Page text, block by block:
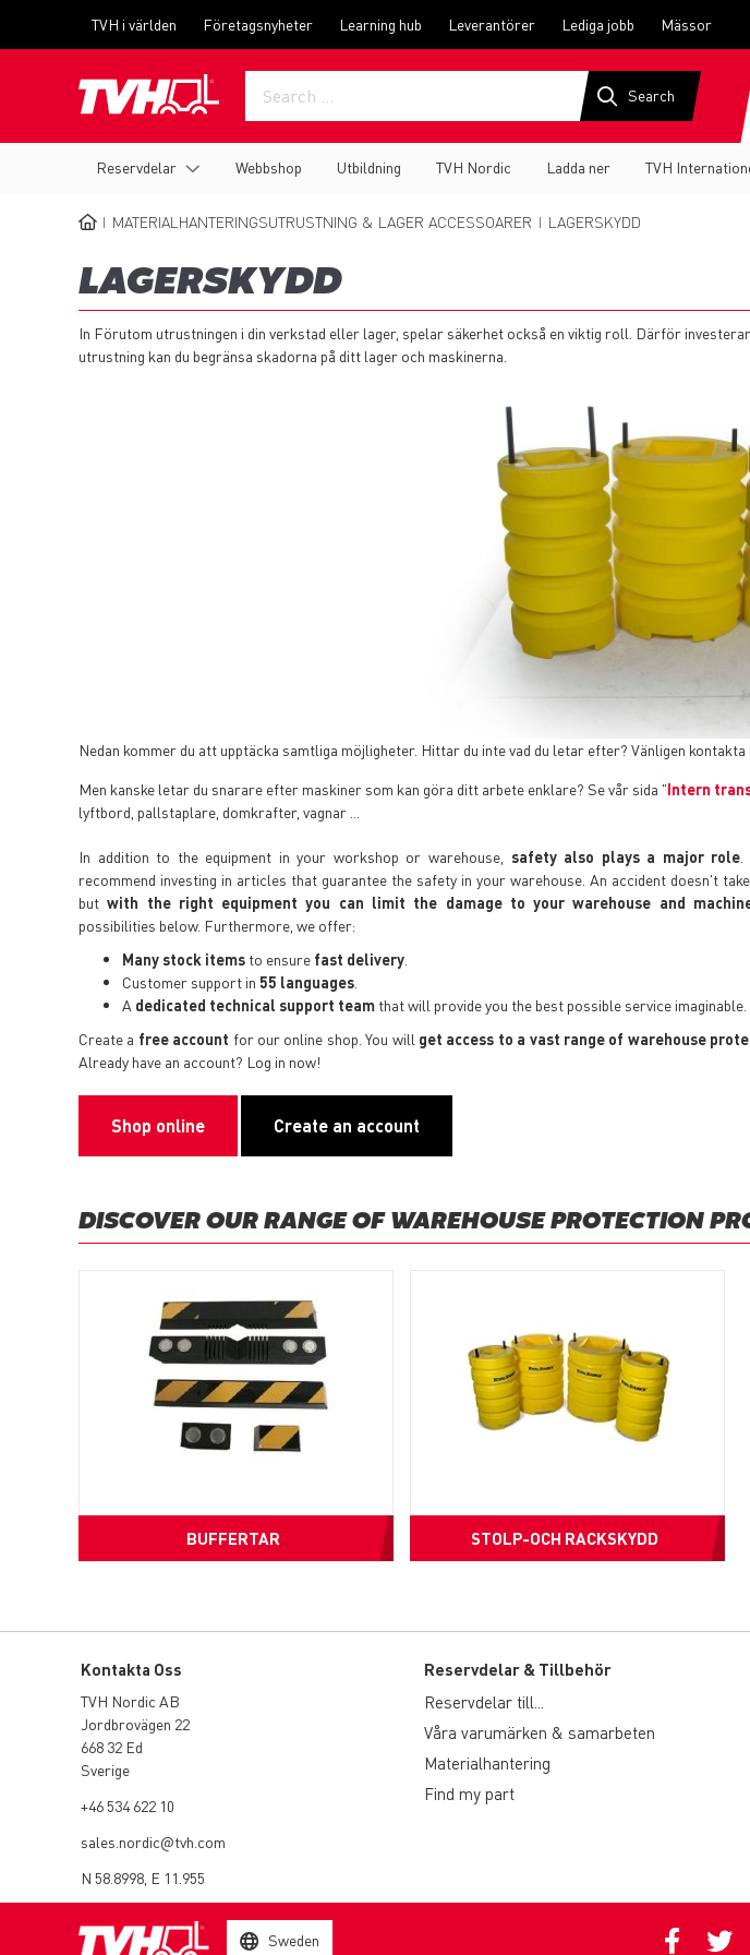
menu
TVH i världen Företagsnyheter Learning hub Leverantörer Lediga jobb Mässor
navigation
Reservdelar Webbshop Utbildning TVH Nordic Ladda ner TVH
MATERIALHANTERINGSUTRUSTNING & LAGER ACCESSOARER LAGERSKYDD
LAGERSKYDD
In Förutom utrustningen i din verkstad eller lager, spelar säkerhet också en viktig roll. Därför
utrustning kan du begränsa skadorna på ditt lager och maskinerna.
Nedan kommer du att upptäcka samtliga möjligheter. Hittar du inte vad du letar efter? Vänligen
Men kanske letar du snarare efter maskiner som kan göra ditt arbete enklare? Se vår sida "Intern
lyftbord, pallstaplare, domkrafter, vagnar ...
In addition to the equipment in your workshop or warehouse, safety also plays a major role
recommend investing in articles that guarantee the safety in your warehouse. An accident doesn't
butwith the right equipment you can limit the damage to your warehouse and
possibilities below. Furthermore, we offer:
Many stock items to ensure fast delivery
Customer support in 55 languages
A dedicated technical support team that will provide you the best possible service imaginable.
Create a free account for our online shop. You will get access to a vast range of warehouse
Already have an account? Log in now!
Shop online Create an account
DISCOVER OUR RANGE OF WAREHOUSE PROTECTION
BUFFERTAR STOLP-OCH RACKSKYDD
Kontakta Oss
TVH Nordic AB
Jordbrovägen 22
668 32 Ed
Sverige
+46 534 622 10
sales.nordic@tvh.com
N 58.8998, E 11.955
Reservdelar & Tillbehör
Reservdelar till...
Våra varumärken & samarbeten
Materialhantering
Find my part
Sweden